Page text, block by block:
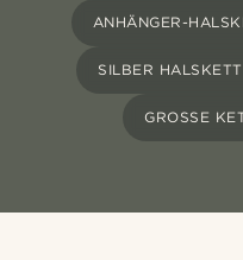
ANHÄNGER-
SILBER
GROSSE